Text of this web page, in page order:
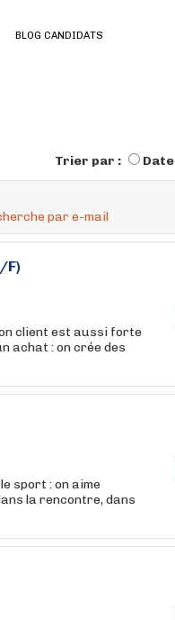
BLOG CANDIDATS
Trier par : Date
par e-mail
F)
client est aussi forte
achat : on crée des
sport : on aime
la rencontre, dans